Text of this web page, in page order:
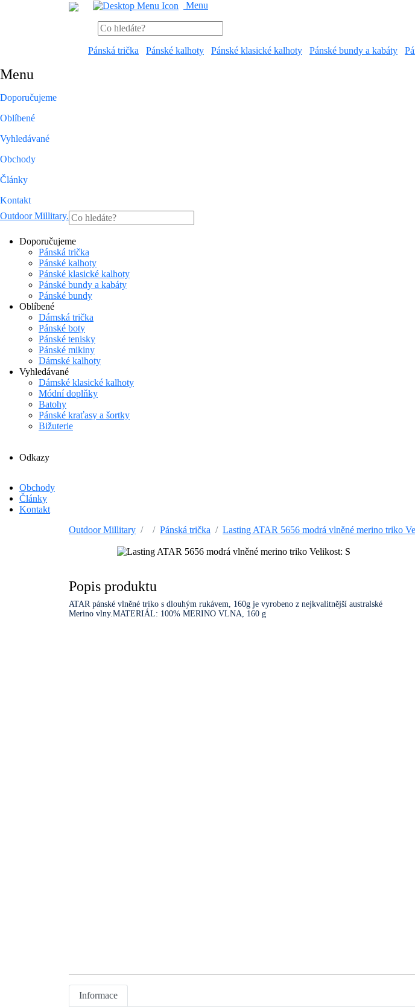
Menu
Pánská trička Pánské kalhoty Pánské klasické kalhoty Pánské bundy a kabáty
Menu
Doporučujeme
Oblíbené
Vyhledávané
Obchody
Články
Kontakt
Outdoor Millitary.
Doporučujeme
Pánská trička
Pánské kalhoty
Pánské klasické kalhoty
Pánské bundy a kabáty
Pánské bundy
Oblíbené
Dámská trička
Pánské boty
Pánské tenisky
Pánské mikiny
Dámské kalhoty
Vyhledávané
Dámské klasické kalhoty
Módní doplňky
Batohy
Pánské kraťasy a šortky
Bižuterie
Odkazy
Obchody
Články
Kontakt
Outdoor Millitary
Pánská trička Lasting ATAR 5656 modrá vlněné merino triko
Popis produktu
ATAR pánské vlněné triko s dlouhým rukávem, 160g je vyrobeno z nejkvalitnější australské
Merino vlny.MATERIÁL: 100% MERINO VLNA, 160 g
Informace